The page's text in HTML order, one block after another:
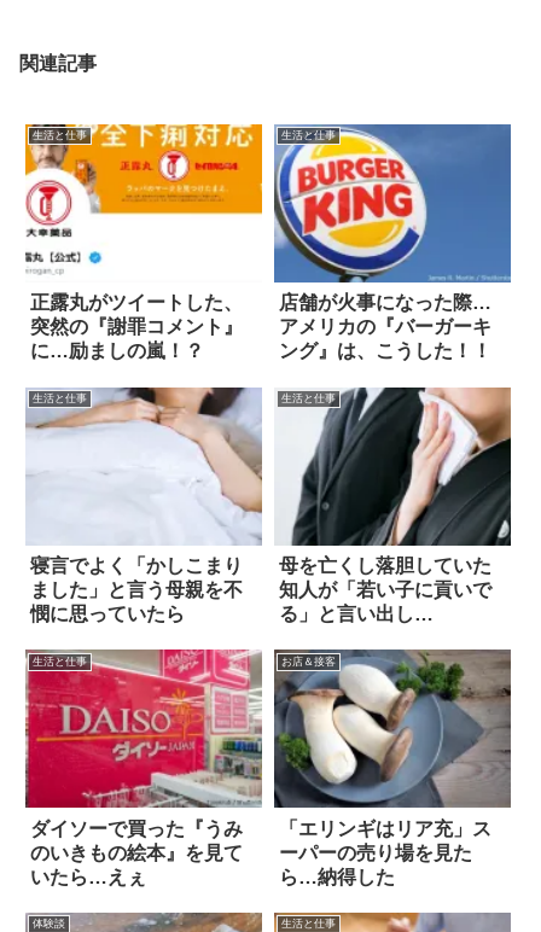
関連記事
生活と仕事
正露丸がツイートした、
突然の『謝罪コメント』
に…励ましの嵐！？
生活と仕事
店舗が火事になった際…
アメリカの『バーガーキ
ング』は、こうした！！
生活と仕事
寝言でよく「かしこまり
ました」と言う母親を不
憫に思っていたら
生活と仕事
母を亡くし落胆していた
知人が「若い子に貢いで
る」と言い出し…
生活と仕事
ダイソーで買った『うみ
のいきもの絵本』を見て
いたら…えぇ
お店＆接客
「エリンギはリア充」ス
ーパーの売り場を見た
ら…納得した
体験談 生活と仕事